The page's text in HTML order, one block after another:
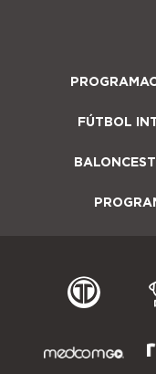
FÚTBOL